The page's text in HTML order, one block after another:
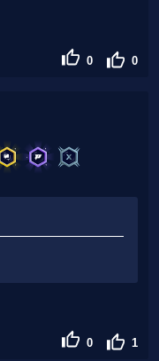
0 0
0 1